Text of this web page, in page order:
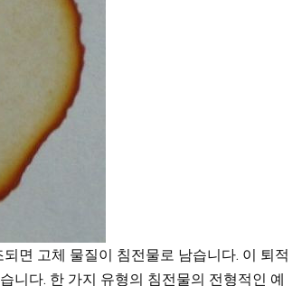
면 고체 물질이 침전물로 남습니다. 이 퇴적
니다. 한 가지 유형의 침전물의 전형적인 예